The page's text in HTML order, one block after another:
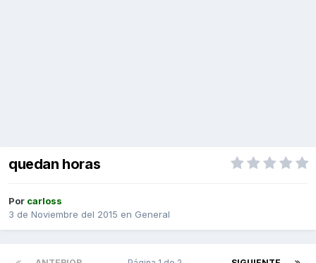
quedan horas
Por carloss
3 de Noviembre del 2015 en General